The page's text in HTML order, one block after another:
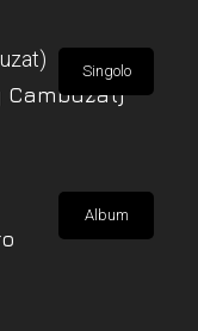
Singolo
Cambuzat)
Album